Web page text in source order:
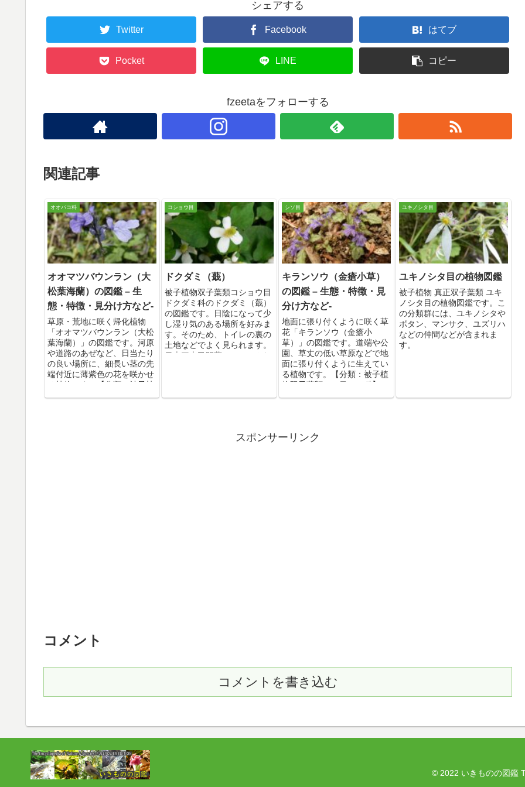
シェアする
Twitter Facebook はてブ
Pocket LINE コピー
fzeetaをフォローする
関連記事
オオバコ科
オオマツバウンラン（大
松葉海蘭）の図鑑 – 生
態・特徴・見分け方など-
草原・荒地に咲く帰化植物
「オオマツバウンラン（大松
葉海蘭）」の図鑑です。河原
や道路のあぜなど、日当たり
の良い場所に、細長い茎の先
端付近に薄紫色の花を咲かせ
る植物です。【分類：被子植
コショウ目
ドクダミ（蕺）
被子植物双子葉類コショウ目
ドクダミ科のドクダミ（蕺）
の図鑑です。日陰になって少
し湿り気のある場所を好みま
す。そのため、トイレの裏の
土地などでよく見られます。
日本三大民間薬の一つとされ
シソ目
キランソウ（金瘡小草）
の図鑑 – 生態・特徴・見
分け方など-
地面に張り付くように咲く草
花「キランソウ（金瘡小
草）」の図鑑です。道端や公
園、草丈の低い草原などで地
面に張り付くように生えてい
る植物です。【分類：被子植
物双子葉類シソ目シソ科】
ユキノシタ目
ユキノシタ目の植物図鑑
被子植物 真正双子葉類 ユキ
ノシタ目の植物図鑑です。こ
の分類群には、ユキノシタや
ボタン、マンサク、ユズリハ
などの仲間などが含まれま
す。
スポンサーリンク
コメント
コメントを書き込む
© 2022 いきものの図鑑